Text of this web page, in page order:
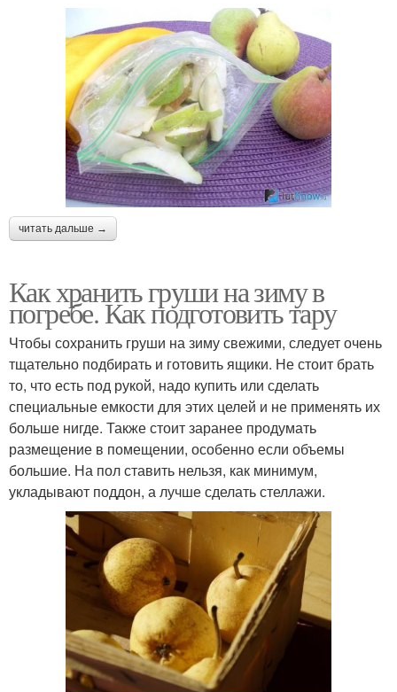
читать дальше →
Как хранить груши на зиму в
погребе. Как подготовить тару
Чтобы сохранить груши на зиму свежими, следует очень
тщательно подбирать и готовить ящики. Не стоит брать
то, что есть под рукой, надо купить или сделать
специальные емкости для этих целей и не применять их
больше нигде. Также стоит заранее продумать
размещение в помещении, особенно если объемы
большие. На пол ставить нельзя, как минимум,
укладывают поддон, а лучше сделать стеллажи.